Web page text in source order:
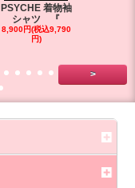
PSYCHE 着物袖
シャツ 『
8,900円(税込9,790
円)
>